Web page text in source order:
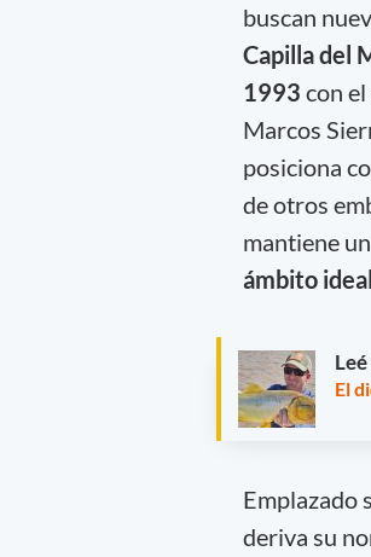
buscan
Capilla del
1993 con
Marcos
posiciona
de otros
mantiene
ámbito
El
Emplazado
deriva su